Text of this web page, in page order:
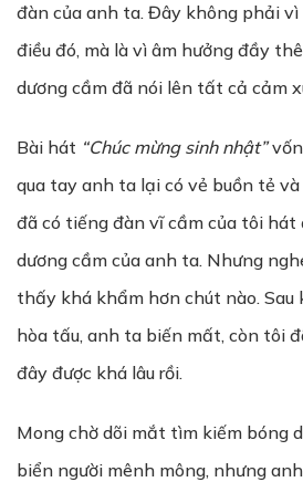
đàn của anh ta. Đây không phải
điều đó, mà là vì âm hưởng đầy
dương cầm đã nói lên tất cả cảm
Bài hát “Chúc mừng sinh nhật”vốn
qua tay anh ta lại có vẻ buồn tẻ
đã có tiếng đàn vĩ cầm của tôi
dương cầm của anh ta. Nhưng
thấy khá khẩm hơn chút nào.
hòa tấu, anh ta biến mất, còn tôi
đây được khá lâu rồi.
Mong chờ dõi mắt tìm kiếm bóng
biển người mênh mông, nhưng